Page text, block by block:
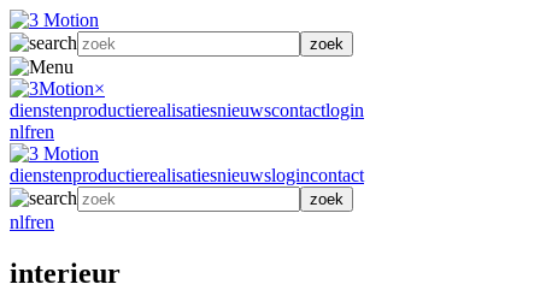
zoek
×
dienstenproductierealisatiesnieuwscontactlogin
nlfren
dienstenproductierealisatiesnieuwslogincontact
zoek
nlfren
interieur